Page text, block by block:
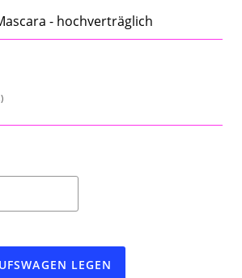
- hochverträglich
LEGEN